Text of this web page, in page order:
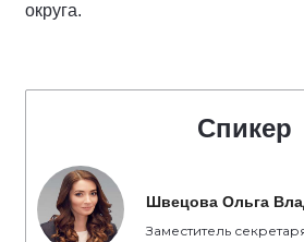
округа.
Спикер
Швецова Ольга
Заместитель